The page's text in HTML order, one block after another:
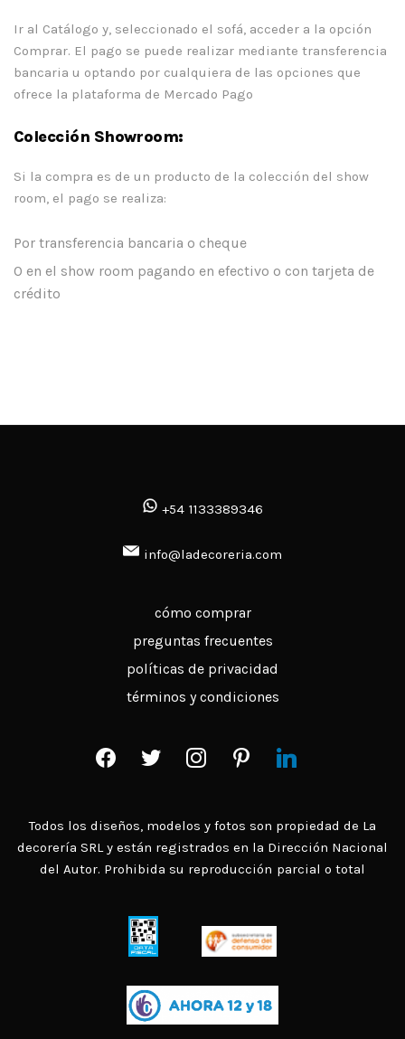
Ir al Catálogo y, seleccionado el sofá, acceder a la opción
Comprar. El pago se puede realizar mediante transferencia
bancaria u optando por cualquiera de las opciones que
ofrece la plataforma de Mercado Pago
Colección Showroom:
Si la compra es de un producto de la colección del show
room, el pago se realiza:
Por transferencia bancaria o cheque
O en el show room pagando en efectivo o con tarjeta de
crédito
+54 1133389346
info@ladecoreria.com
cómo comprar
preguntas frecuentes
políticas de privacidad
términos y condiciones
facebooktwitter instagrampinterestlinkedin
Todos los diseños, modelos y fotos son propiedad de La
decorería SRL y están registrados en la Dirección Nacional
del Autor. Prohibida su reproducción parcial o total